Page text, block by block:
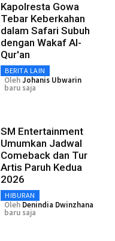
Kapolresta Gowa
Tebar Keberkahan
dalam Safari Subuh
dengan Wakaf Al-
Qur'an
BERITA LAIN
OlehJohanis Ubwarin
baru saja
SM Entertainment
Umumkan Jadwal
Comeback dan Tur
Artis Paruh Kedua
2026
HIBURAN
Oleh Denindia Dwinzhana
baru saja